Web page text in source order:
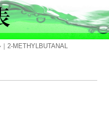
2-METHYLBUTANAL